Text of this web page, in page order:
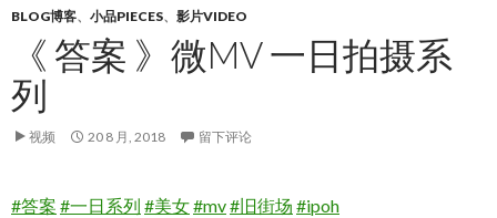
BLOG博客、 小品PIECES、 影片VIDEO
《 答案 》微MV 一日拍摄系
列
视频 20 8 月, 2018 留下评论
#答案 #一日系列 #美女#mv#旧街场 #ipoh